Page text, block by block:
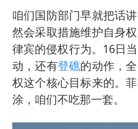
咱们国防部门早就把话
然会采取措施维护自身
律宾的侵权行为。16日
动，还有登礁的动作，
权这个核心目标来的。
涂，咱们不吃那一套。